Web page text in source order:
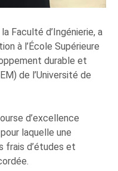
Faculté d’Ingénierie, a
à l’École Supérieure
durable et
de l’Université de
d’excellence
laquelle une
frais d’études et